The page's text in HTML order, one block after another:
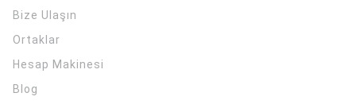
Bize Ulaşın
Ortaklar
Hesap Makinesi
Blog